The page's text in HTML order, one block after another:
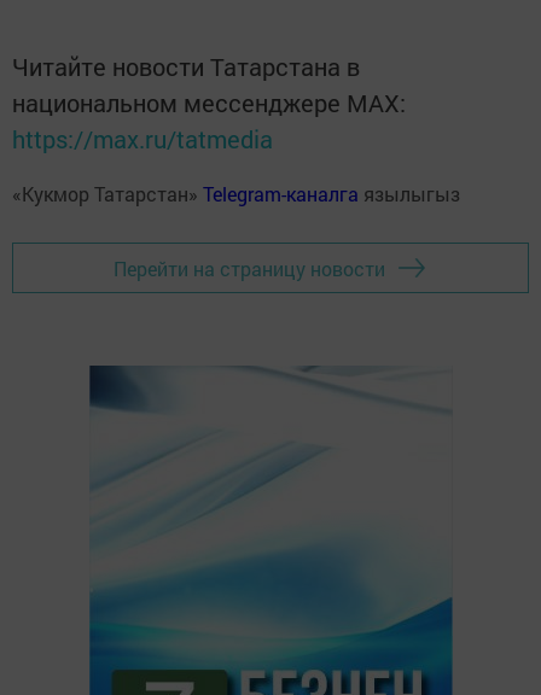
Читайте новости Татарстана в
национальном мессенджере MАХ:
https://max.ru/tatmedia
«Кукмор Татарстан» Telegram-каналга язылыгыз
Перейти на страницу новости